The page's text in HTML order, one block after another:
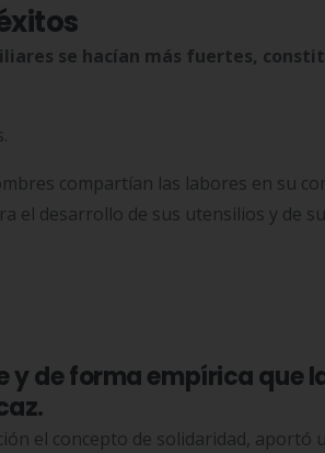
se hacían más fuertes,
compartían las labores en su
el desarrollo de sus utensilios y de
de forma empírica que
el concepto de solidaridad, aportó